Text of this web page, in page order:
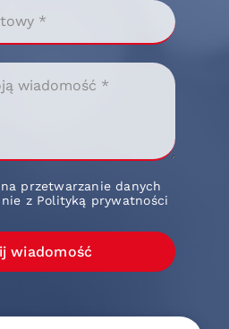
przetwarzanie danych
z Polityką prywatności
wiadomość